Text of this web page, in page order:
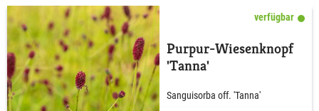
verfügbar
Purpur-Wiesenknopf
'Tanna'
Sanguisorba off. 'Tanna'